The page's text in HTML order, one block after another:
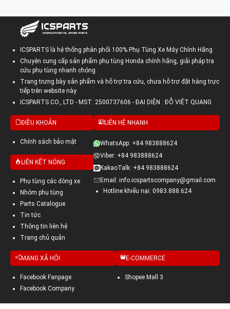
ICSPARTS là hệ thống phân phối 100% Phụ Tùng Xe Máy Chính Hãng
Chuyên cung cấp sản phẩm phụ tùng Honda chính hãng, giải pháp tra
cứu phụ tùng nhanh chóng
Trang trưng bày sản phẩm và hỗ trợ tra cứu, chưa hỗ trợ đặt hàng trực
tiếp trên website này
ICSPARTS CO., LTD - MST: 2500737606 - ĐẠI DIỆN : ĐỖ VIỆT QUANG
ĐIỀU KHOẢN
Chính sách bảo mật
LIÊN KẾT NÓNG
Phụ tùng các dòng xe
Nhóm phụ tùng
Parts Catalogue
Tin tức
Thông tin liên hệ
Trang chủ quản
LIÊN HỆ NHANH
WhatsApp: +84 983888624
Viber: +84 983888624
KakaoTalk: +84 983888624
Email: info.icspartscompany@gmail.com
Hotline khiếu nại: 0983.888.624
MẠNG XÃ HỘI
Facebook Fanpage
Facebook Company
E-COMMERCE
Shopee Mall 3